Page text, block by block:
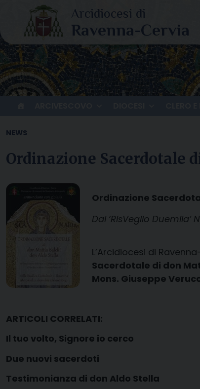
content
NEWS
Ordinazione Sacerdotale
Ordinazione
Dal ‘RisVeglio Duemila’
L’Arcidiocesi di
Sacerdotale di don
Mons. Giuseppe
ARTICOLI CORRELATI:
Il tuo volto, Signore io cerco
Due nuovi sacerdoti
Testimonianza di don Aldo Stella